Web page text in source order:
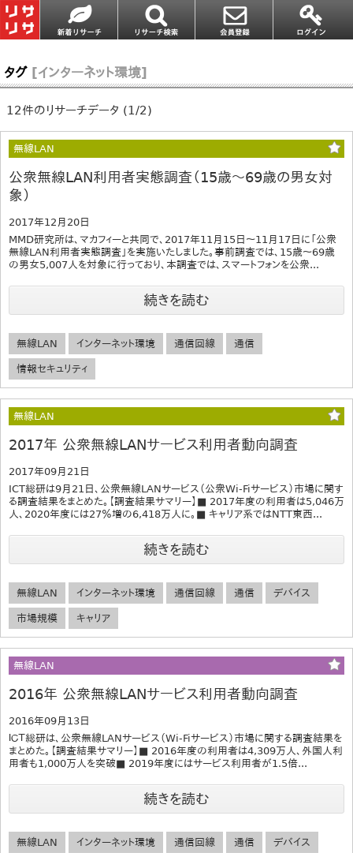
タグ [インターネット環境]
12件のリサーチデータ (1/2)
無線LAN
公衆無線LAN利用者実態調査（15歳～69歳の男女対
象）
2017年12月20日
MMD研究所は、マカフィーと共同で、2017年11月15日～11月17日に「公衆
無線LAN利用者実態調査」を実施いたしました。事前調査では、15歳～69歳
の男女5,007人を対象に行っており、本調査では、スマートフォンを公衆...
続きを読む
無線LAN インターネット環境 通信回線 通信
情報セキュリティ
無線LAN
2017年 公衆無線LANサービス利用者動向調査
2017年09月21日
ICT総研は9月21日、公衆無線LANサービス（公衆Wi-Fiサービス）市場に関す
る調査結果をまとめた。【調査結果サマリー】■ 2017年度の利用者は5,046万
人、2020年度には27％増の6,418万人に。■ キャリア系ではNTT東西...
続きを読む
無線LAN インターネット環境 通信回線 通信 デバイス
市場規模 キャリア
無線LAN
2016年 公衆無線LANサービス利用者動向調査
2016年09月13日
ＩＣＴ総研は、公衆無線LANサービス（Wi-Fiサービス）市場に関する調査結果を
まとめた。【調査結果サマリー】■ 2016年度の利用者は4,309万人、外国人利
用者も1,000万人を突破■ 2019年度にはサービス利用者が1.5倍...
続きを読む
無線LAN インターネット環境 通信回線 通信 デバイス